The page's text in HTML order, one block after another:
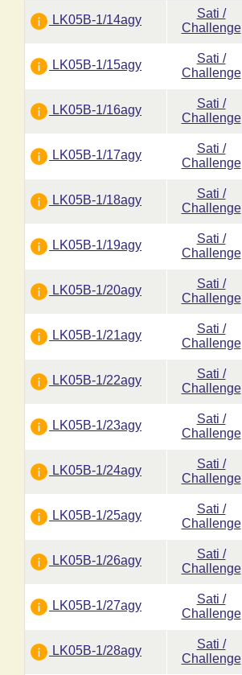
LK05B-1/14agy
Sati /
Challenge
LK05B-1/15agy
Sati /
Challenge
LK05B-1/16agy
Sati /
Challenge
LK05B-1/17agy
Sati /
Challenge
LK05B-1/18agy
Sati /
Challenge
LK05B-1/19agy
Sati /
Challenge
LK05B-1/20agy
Sati /
Challenge
LK05B-1/21agy
Sati /
Challenge
LK05B-1/22agy
Sati /
Challenge
LK05B-1/23agy
Sati /
Challenge
LK05B-1/24agy
Sati /
Challenge
LK05B-1/25agy
Sati /
Challenge
LK05B-1/26agy
Sati /
Challenge
LK05B-1/27agy
Sati /
Challenge
LK05B-1/28agy
Sati /
Challenge